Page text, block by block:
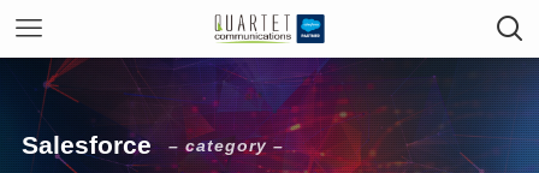
Salesforce – category –